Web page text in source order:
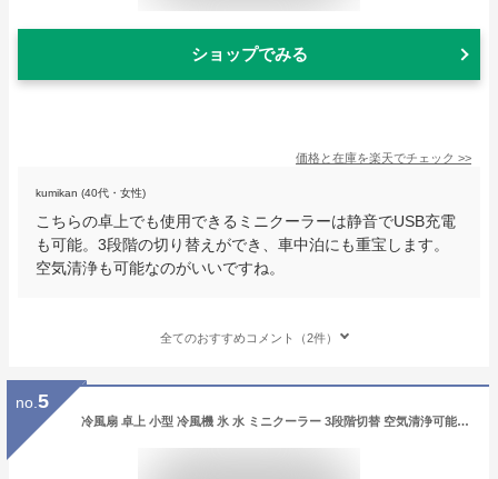
ショップでみる
価格と在庫を楽天でチェック >>
kumikan (40代・女性)
こちらの卓上でも使用できるミニクーラーは静音でUSB充電
も可能。3段階の切り替えができ、車中泊にも重宝します。
空気清浄も可能なのがいいですね。
全てのおすすめコメント（2件）
no. 5
冷風扇 卓上 小型 冷風機 氷 水 ミニクーラー 3段階切替 空気清浄可能 抗菌フィルター搭載 夜間7色ライト ミニエアコンファン 卓上冷風機 ポータブルエアコン USB給電 500ml 大容量タンク 加湿機能 冷却機能 夜間ライト 自宅 寝室 車中泊 キャンプ 熱中症対策グッズ